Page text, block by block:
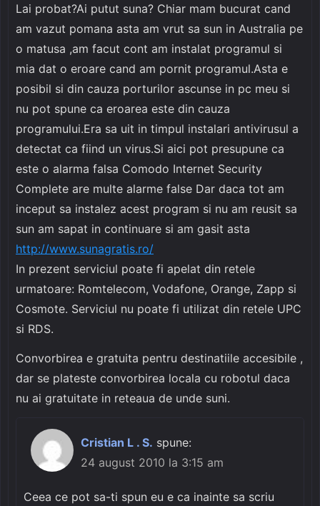
Lai probat?Ai putut suna? Chiar mam bucurat cand
am vazut pomana asta am vrut sa sun in Australia pe
o matusa ,am facut cont am instalat programul si
mia dat o eroare cand am pornit programul.Asta e
posibil si din cauza porturilor ascunse in pc meu si
nu pot spune ca eroarea este din cauza
programului.Era sa uit in timpul instalari antivirusul a
detectat ca fiind un virus.Si aici pot presupune ca
este o alarma falsa Comodo Internet Security
Complete are multe alarme false Dar daca tot am
inceput sa instalez acest program si nu am reusit sa
sun am sapat in continuare si am gasit asta
http://www.sunagratis.ro/
In prezent serviciul poate fi apelat din retele
urmatoare: Romtelecom, Vodafone, Orange, Zapp si
Cosmote. Serviciul nu poate fi utilizat din retele UPC
si RDS.
Convorbirea e gratuita pentru destinatiile accesibile ,
dar se plateste convorbirea locala cu robotul daca
nu ai gratuitate in reteaua de unde suni.
Cristian L . S. spune:
24 august 2010 la 3:15 am
Ceea ce pot sa-ti spun eu e ca inainte sa scriu